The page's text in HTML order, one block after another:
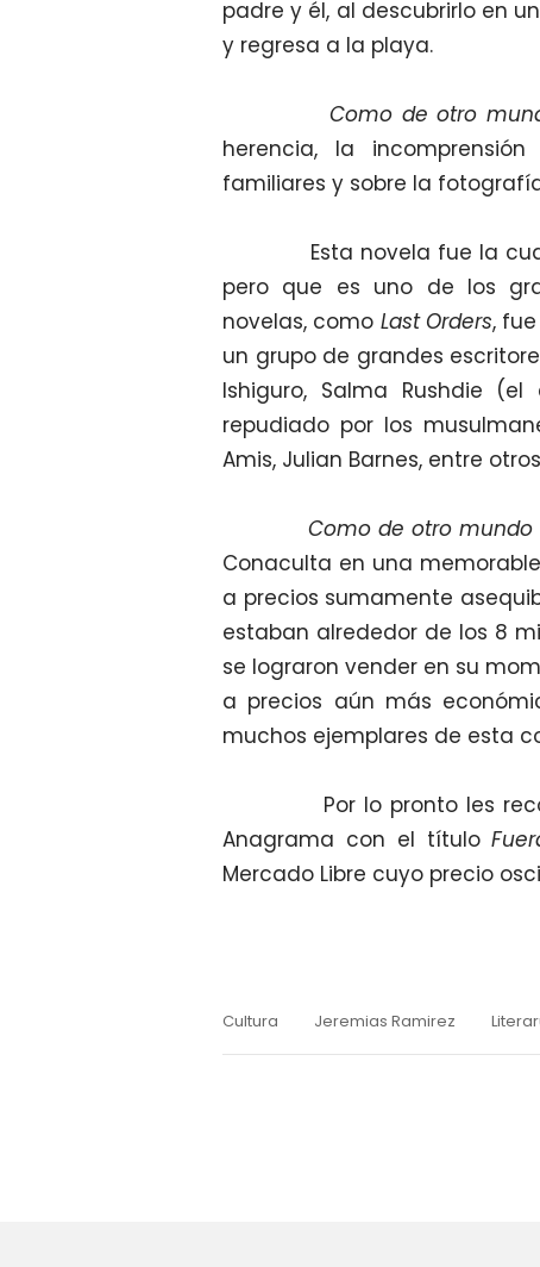
padre y él, al descubrirlo en
y regresa a la playa.
Como de otro
herencia, la
familiares y sobre la
Esta novela fue la cuarta
pero que es uno de los
novelas, como Last Orders,
un grupo de grandes
Ishiguro, Salma Rushdie
repudiado por los
Amis, Julian Barnes, entre
Como de otro mundo
Conaculta en una
a precios sumamente
estaban alrededor de los 8
se lograron vender en su
a precios aún más
muchos ejemplares de esta
Por lo pronto les
Anagrama con el título
Mercado Libre cuyo precio
Cultura Jeremias Ramirez